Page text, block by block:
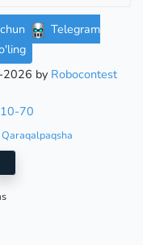
Telegram
2026 by Robocontest
70
Qaraqalpaqsha